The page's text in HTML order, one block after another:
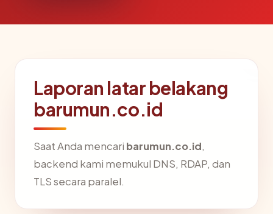
Laporan latar belakang
barumun.co.id
Saat Anda mencari barumun.co.id,
backend kami memukul DNS, RDAP, dan
TLS secara paralel.